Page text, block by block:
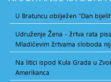
U Bratuncu obilježen "Dan
Udruženje Žena - žrtva rata
Mladićevim žrtvama sloboda
Na litici ispod Kula Grada u
Amerikanca